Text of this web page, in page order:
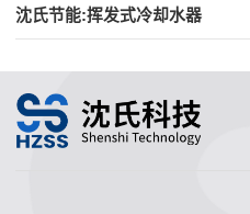
沈氏节能:挥发式冷却水器